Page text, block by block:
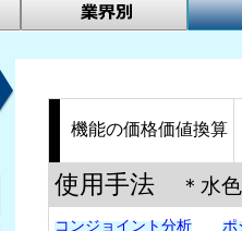
機能の価格価値換算
使用手法 ＊水
コンジョイント分析
ポ